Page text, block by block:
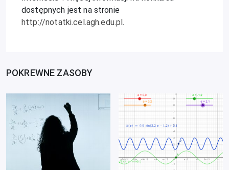
dostępnych jest na stronie
http://notatki.cel.agh.edu.pl.
POKREWNE ZASOBY